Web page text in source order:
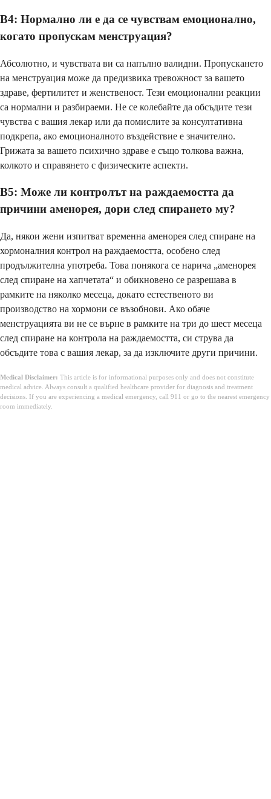
В4: Нормално ли е да се чувствам емоционално,
когато пропускам менструация?
Абсолютно, и чувствата ви са напълно валидни. Пропускането
на менструация може да предизвика тревожност за вашето
здраве, фертилитет и женственост. Тези емоционални реакции
са нормални и разбираеми. Не се колебайте да обсъдите тези
чувства с вашия лекар или да помислите за консултативна
подкрепа, ако емоционалното въздействие е значително.
Грижата за вашето психично здраве е също толкова важна,
колкото и справянето с физическите аспекти.
В5: Може ли контролът на раждаемостта да
причини аменорея, дори след спирането му?
Да, някои жени изпитват временна аменорея след спиране на
хормоналния контрол на раждаемостта, особено след
продължителна употреба. Това понякога се нарича „аменорея
след спиране на хапчетата“ и обикновено се разрешава в
рамките на няколко месеца, докато естественото ви
производство на хормони се възобнови. Ако обаче
менструацията ви не се върне в рамките на три до шест месеца
след спиране на контрола на раждаемостта, си струва да
обсъдите това с вашия лекар, за да изключите други причини.
Medical Disclaimer: This article is for informational purposes only and does not constitute
medical advice. Always consult a qualified healthcare provider for diagnosis and treatment
decisions. If you are experiencing a medical emergency, call 911 or go to the nearest emergency
room immediately.